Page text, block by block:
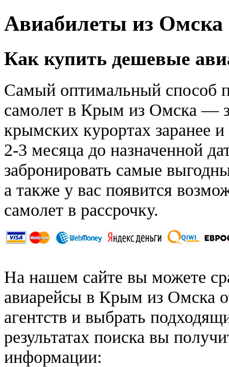
Авиабилеты из
Как купить дешевые
Самый оптимальный способ
самолет в Крым из Омска —
крымских курортах заранее и
2-3 месяца до назначенной
забронировать самые
а также у вас появится
самолет в рассрочку.
На нашем сайте вы можете
авиарейсы в Крым из Омска
агентств и выбрать
результатах поиска вы
информации: